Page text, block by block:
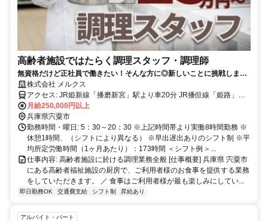
高齢者施設ではたらく調理スタッフ・調理師
無資格だけど正社員で働きたい！そんな方に◎新しいことに挑戦しませ
んか？特別な技術不要です♪月給25万円以上！｜ご利用者様に食べる楽
しみをお届けるする大切なお仕事です☆
株式会社 メルクス
アクセス: JR姫新線「播磨新宮」駅より車20分 JR播但線「姫路」駅
よりバス20分 ＜通勤方法・その他補足＞ ※バイク・自転車通勤OK！
無料駐輪場あり ※車通勤OK！無料駐車場あり ※交通費全額支給（公
共交通機関利用の方)
月給250,000円以上
兵庫県宍粟市
勤務時間・曜日: 5：30～20：30 ※上記時間帯より実働8時間勤務 ※
休憩1時間、（シフトにより異なる） ※早出遅出ありのシフト制 ※平
均所定労働時間（1ヶ月あたり）：173時間 ＜シフト例＞...
仕事内容: 高齢者施設に於ける調理業務全般 [仕事概要] 兵庫県 宍粟市
にある高齢者福祉施設の厨房で、ご利用者様のお食事を提供する業務
をしていただきます。 ／ 食事はご利用者様が最も楽しみにしてい...
即日勤務OK 交通費支給 シフト制 昇給あり
アルバイト・パート